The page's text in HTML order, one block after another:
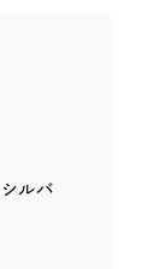
シルバ